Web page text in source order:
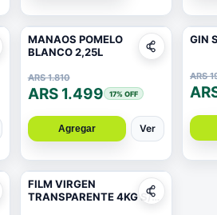
MANAOS POMELO
BLANCO 2,25L
ARS 1.810
ARS 1.499 17% OFF
Agregar Ver
GIN
ARS
FILM VIRGEN
TRANSPARENTE 4KG S/